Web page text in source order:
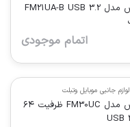
فلش مموری فیلیپس مدل FM21UA-B USB 3.2
اتمام موجودی
لوازم جانبی موبایل وتبلت
فلش مموری فیلیپس مدل FM30UC ظرفیت ۶۴